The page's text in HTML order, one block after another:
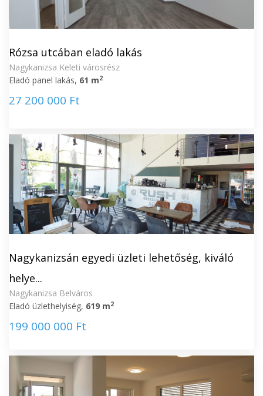
Rózsa utcában eladó lakás
Nagykanizsa Keleti városrész
Eladó panel lakás, 61 m2
27 200 000 Ft
Nagykanizsán egyedi üzleti lehetőség, kiváló
helye...
Nagykanizsa Belváros
Eladó üzlethelyiség, 619 m2
199 000 000 Ft